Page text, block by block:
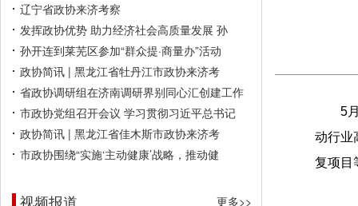
辽宁省政协来济考察
发挥政协优势 助力经济社会高质量发展 孙
孙开连到莱芜区参加“群众提·商量办”活动
政协简讯 | 黑龙江省牡丹江市政协来济考
省政协调研组在济南调研界别同心汇创建工作
市政协党组召开会议 学习贯彻习近平总书记
政协简讯 | 黑龙江省佳木斯市政协来济考
市政协围绕“实施‘主动健康’战略，推动健
视频报道 更多>>
5
动行业
复项目